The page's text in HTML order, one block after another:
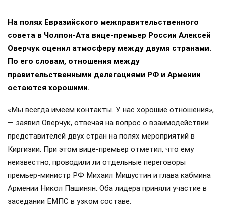
На полях Евразийского межправительственного
совета в Чолпон-Ата вице-премьер России Алексей
Оверчук оценил атмосферу между двумя странами.
По его словам, отношения между
правительственными делегациями РФ и Армении
остаются хорошими.
«Мы всегда имеем контакты. У нас хорошие отношения»,
— заявил Оверчук, отвечая на вопрос о взаимодействии
представителей двух стран на полях мероприятий в
Киргизии. При этом вице-премьер отметил, что ему
неизвестно, проводили ли отдельные переговоры
премьер-министр РФ Михаил Мишустин и глава кабмина
Армении Никол Пашинян. Оба лидера приняли участие в
заседании ЕМПС в узком составе.